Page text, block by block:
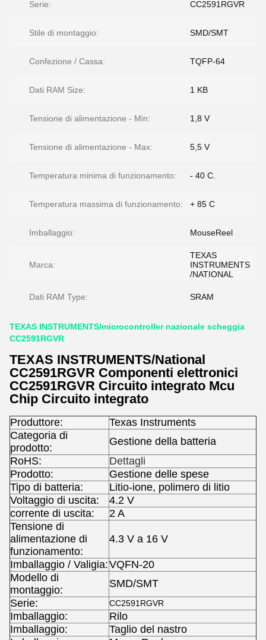
Serie: CC2591RGVR
Stile di montaggio: SMD/SMT
Confezione / Cassa: TQFP-64
Dati RAM Size: 1 KB
Tensione di alimentazione - Min: 1,8 V
Tensione di alimentazione - Max: 5,5 V
Temperatura minima di funzionamento: - 40 C.
Temperatura massima di funzionamento: + 85 C
Imballaggio: MouseReel
Marca:
TEXAS
INSTRUMENTS
/NATIONAL
Dati RAM Type: SRAM
TEXAS INSTRUMENTS/microcontroller nazionale scheggia
CC2591RGVR
TEXAS INSTRUMENTS/National
CC2591RGVR Componenti elettronici
CC2591RGVR Circuito integrato Mcu
Chip Circuito integrato
Produttore:
Texas Instruments
Categoria di
prodotto:
Gestione della batteria
RoHS:
Dettagli
Prodotto:
Gestione delle spese
Tipo di batteria:
Litio-ione, polimero di litio
Voltaggio di uscita:
4.2 V
corrente di uscita:
2 A
Tensione di
alimentazione di
funzionamento:
4.3 V a 16 V
Imballaggio / Valigia:VQFN-20
Modello di
montaggio:
SMD/SMT
Serie:
CC2591RGVR
Imballaggio:
Rilo
Imballaggio:
Taglio del nastro